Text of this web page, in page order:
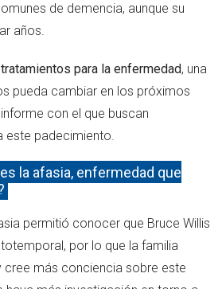
de demencia, aunque su
años.
para la enfermedad, una
pueda cambiar en los próximos
con el que buscan
este padecimiento.
la afasia, enfermedad que
permitió conocer que Bruce Willis
por lo que la familia
cree más conciencia sobre este